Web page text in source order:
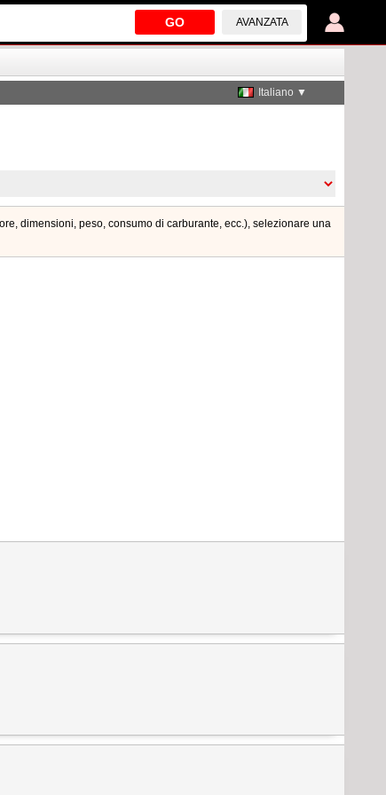
GO AVANZATA
Italiano ▼
dimensioni, peso, consumo di carburante, ecc.), selezionare una